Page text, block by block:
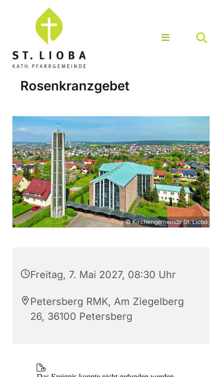
Rosenkranzgebet
© Kirchengemeinde St. Lioba
Freitag, 7. Mai 2027, 08:30 Uhr
Petersberg RMK, Am Ziegelberg
26, 36100 Petersberg